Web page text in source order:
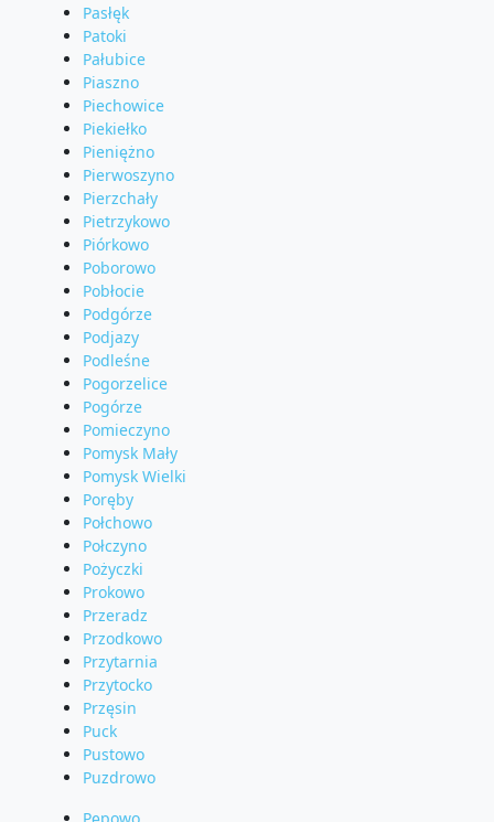
Pasłęk
Patoki
Pałubice
Piaszno
Piechowice
Piekiełko
Pieniężno
Pierwoszyno
Pierzchały
Pietrzykowo
Piórkowo
Poborowo
Pobłocie
Podgórze
Podjazy
Podleśne
Pogorzelice
Pogórze
Pomieczyno
Pomysk Mały
Pomysk Wielki
Poręby
Połchowo
Połczyno
Pożyczki
Prokowo
Przeradz
Przodkowo
Przytarnia
Przytocko
Przęsin
Puck
Pustowo
Puzdrowo